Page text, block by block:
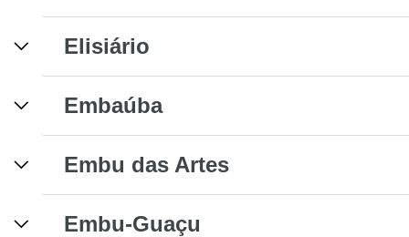
Elisiário
Embaúba
Embu das Artes
Embu-Guaçu